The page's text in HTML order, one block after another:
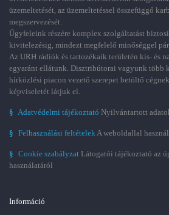
üzemeltetését, az üzemeltetéssel összefüggő
megszervezését.
Ügyfeleink részére komplex szolgáltatást
kivitelezésig, mindezt megfelelő minőséggel
Az URH rádiók és tartozékaik területén kis- és
egyaránt ellátunk. Disztribútorai vagyunk több
hírközlési piacon vezető szerepet betöltő
képviseletét látjuk el.
§ Adatvédelmi tájékoztató Nyilvántartott
§ Felhasználási feltételekA weboldallal
§ Cookie szabályzat Látogatói tájékoztató az
használatáról
Információ